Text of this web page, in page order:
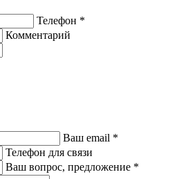
Телефон *
Комментарий
Ваш email *
Телефон для связи
Ваш вопрос, предложение *